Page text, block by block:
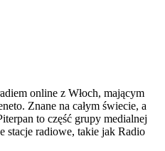
online z Włoch, mającym
Znane na całym świecie, a
to część grupy medialnej
stacje radiowe, takie jak Radio